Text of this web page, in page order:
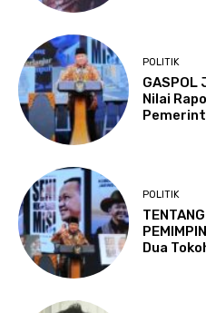
POLITIK
GASPOL
Nilai
POLITIK
Dua